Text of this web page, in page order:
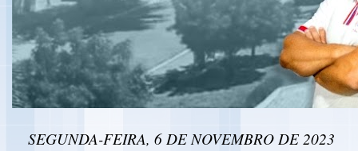
SEGUNDA-FEIRA, 6 DE NOVEMBRO DE 2023